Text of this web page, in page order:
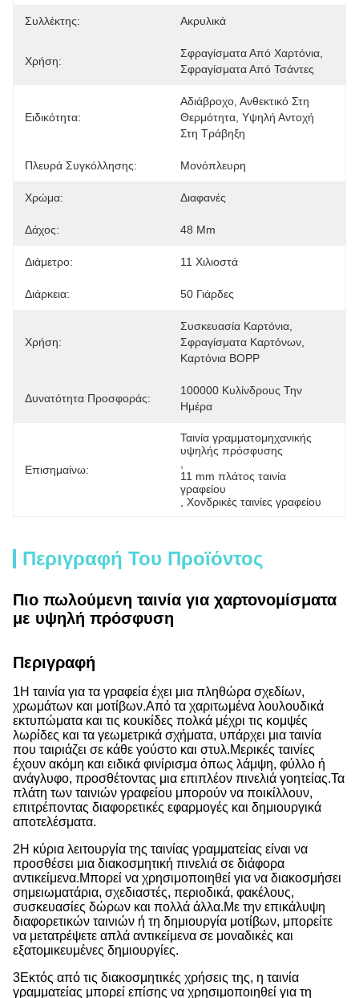
Συλλέκτης: Ακρυλικά
Χρήση:
Σφραγίσματα Από Χαρτόνια,
Σφραγίσματα Από Τσάντες
Ειδικότητα:
Αδιάβροχο, Ανθεκτικό Στη
Θερμότητα, Υψηλή Αντοχή
Στη Τράβηξη
Πλευρά Συγκόλλησης: Μονόπλευρη
Χρώμα: Διαφανές
Δάχος: 48 Μm
Διάμετρο: 11 Χιλιοστά
Διάρκεια: 50 Γιάρδες
Χρήση:
Συσκευασία Καρτόνια,
Σφραγίσματα Καρτόνων,
Καρτόνια BOPP
Δυνατότητα Προσφοράς:
100000 Κυλίνδρους Την
Ημέρα
Επισημαίνω:
Ταινία γραμματομηχανικής
υψηλής πρόσφυσης
11 mm πλάτος ταινία
γραφείου
Χονδρικές ταινίες γραφείου
Περιγραφή Του Προϊόντος
Πιο πωλούμενη ταινία για χαρτονομίσματα
με υψηλή πρόσφυση
Περιγραφή
1Η ταινία για τα γραφεία έχει μια πληθώρα σχεδίων,
χρωμάτων και μοτίβων.Από τα χαριτωμένα λουλουδικά
εκτυπώματα και τις κουκίδες πολκά μέχρι τις κομψές
λωρίδες και τα γεωμετρικά σχήματα, υπάρχει μια ταινία
που ταιριάζει σε κάθε γούστο και στυλ.Μερικές ταινίες
έχουν ακόμη και ειδικά φινίρισμα όπως λάμψη, φύλλο ή
ανάγλυφο, προσθέτοντας μια επιπλέον πινελιά γοητείας.Τα
πλάτη των ταινιών γραφείου μπορούν να ποικίλλουν,
επιτρέποντας διαφορετικές εφαρμογές και δημιουργικά
αποτελέσματα.
2Η κύρια λειτουργία της ταινίας γραμματείας είναι να
προσθέσει μια διακοσμητική πινελιά σε διάφορα
αντικείμενα.Μπορεί να χρησιμοποιηθεί για να διακοσμήσει
σημειωματάρια, σχεδιαστές, περιοδικά, φακέλους,
συσκευασίες δώρων και πολλά άλλα.Με την επικάλυψη
διαφορετικών ταινιών ή τη δημιουργία μοτίβων, μπορείτε
να μετατρέψετε απλά αντικείμενα σε μοναδικές και
εξατομικευμένες δημιουργίες.
3Εκτός από τις διακοσμητικές χρήσεις της, η ταινία
γραμματείας μπορεί επίσης να χρησιμοποιηθεί για τη